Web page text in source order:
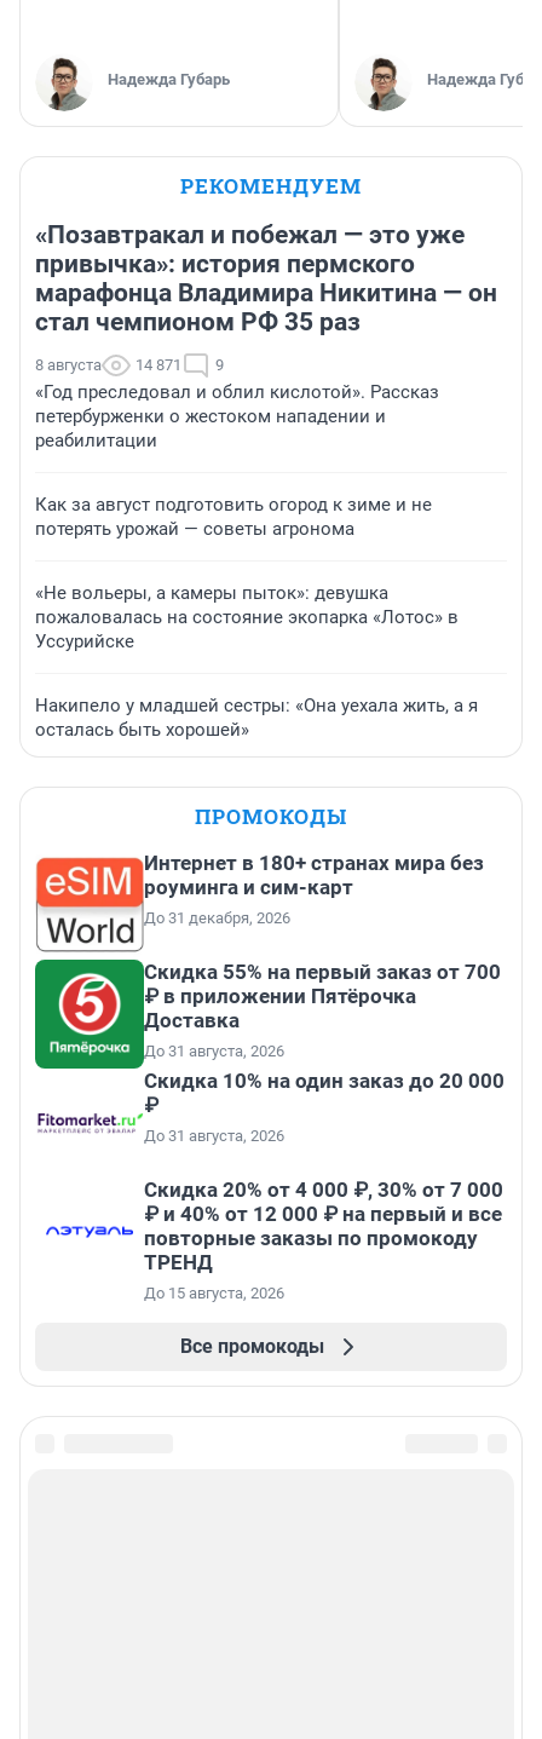
Надежда Губарь Надежда
РЕКОМЕНДУЕМ
«Позавтракал и побежал — это уже
привычка»: история пермского
марафонца Владимира Никитина — он
стал чемпионом РФ 35 раз
8 августа 14 871 9
«Год преследовал и облил кислотой». Рассказ
петербурженки о жестоком нападении и
реабилитации
Как за август подготовить огород к зиме и не
потерять урожай — советы агронома
«Не вольеры, а камеры пыток»: девушка
пожаловалась на состояние экопарка «Лотос» в
Уссурийске
Накипело у младшей сестры: «Она уехала жить, а я
осталась быть хорошей»
ПРОМОКОДЫ
Интернет в 180+ странах мира без
роуминга и сим-карт
До 31 декабря, 2026
Скидка 55% на первый заказ от 700
₽ в приложении Пятёрочка
Доставка
До 31 августа, 2026
Скидка 10% на один заказ до 20 000
₽
До 31 августа, 2026
Скидка 20% от 4 000 ₽, 30% от 7 000
₽ и 40% от 12 000 ₽ на первый и все
повторные заказы по промокоду
ТРЕНД
До 15 августа, 2026
Все промокоды